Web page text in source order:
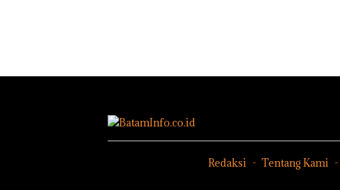
Redaksi Tentang Kami